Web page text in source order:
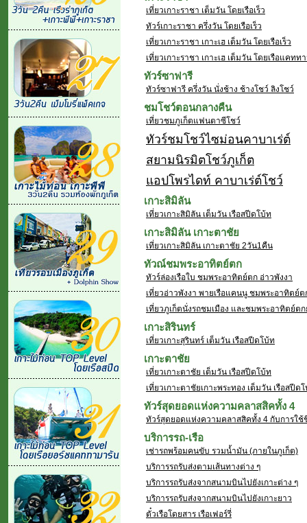
เที่ยวเกาะราชา เต็มวัน โดยเรือเร็ว
ทัวร์เกาะราชา ครึ่งวัน โดยเรือเร็ว
เที่ยวเกาะราชา เกาะเฮ เต็มวัน โดยเรือเร็ว
เที่ยวเกาะราชา เกาะเฮ เต็มวัน โดยเรือแคทท
ทัวร์ซาฟารี
ทัวร์ซาฟารี ครึ่งวัน นั่งช้าง ช้างโชว์ ลิงโชว์
ชมโชว์ตอนกลางคืน
เที่ยวชมภูเก็ตแฟนตาซีโชว์
ทัวร์ชมโชว์ไซม่อนคาบาเร่ต์
สยามนิรมิตโชว์ภูเก็ต
แอปโพรไดท์ คาบาเร่ต์โชว์
เกาะสิมิลัน
เที่ยวเกาะสิมิลัน เต็มวัน เรือสปีดโบ้ท
เกาะสิมิลัน เกาะตาชัย
เที่ยวเกาะสิมิลัน เกาะตาชัย 2วัน1คืน
ทัวณ์ชมพระอาทิตย์ตก
ทัวร์ล่องเรือใบ ชมพระอาทิตย์ตก อ่าวพังงา
เที่ยวอ่าวพังงา พายเรือแคนนู ชมพระอาทิตย์ต
เที่ยวภูเก็ตนั่งรถชมเมือง และชมพระอาทิตย์ต
เกาะสิรินทร์
เที่ยวเกาะสุรินทร์ เต็มวัน เรือสปีดโบ้ท
เกาะตาชัย
เที่ยวเกาะตาชัย เต็มวัน เรือสปีดโบ้ท
เที่ยวเกาะตาชัยเกาะพระทอง เต็มวัน เรือสปีด
ทัวร์สุดยอดแห่งความคลาสสิคทั้ง 4
ทัวร์สุดยอดแห่งความคลาสสิคทั้ง 4 กับการใ
บริการรถ-เรือ
เช่ารถพร้อมคนขับ รวมน้ำมัน (ภายในภูเก็ต)
บริการรถรับส่งตามเส้นทางต่าง ๆ
บริการรถรับส่งจากสนามบินไปยังเกาะต่าง ๆ
บริการรถรับส่งจากสนามบินไปยังเกาะยาว
ตั๋วเรือโดยสาร เรือเฟอร์รี่